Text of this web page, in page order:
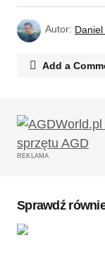
Autor:
Add a
Twój adres
Wymagane
REKLAMA
Sprawdź